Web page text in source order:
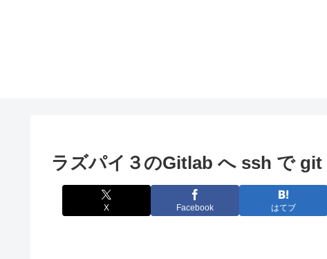
ラズパイ３のGitlab へ ssh で
X Facebook はてブ